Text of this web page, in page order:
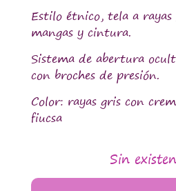
Estilo étnico, tela a rayas
mangas y cintura.
Sistema de abertura
con broches de presión.
Color: rayas gris con
fiucsa
Sin